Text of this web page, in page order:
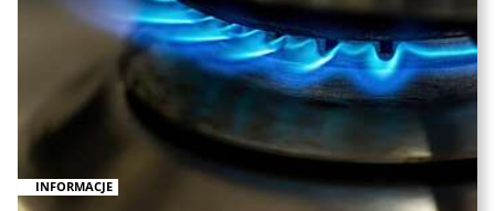
INFORMACJE